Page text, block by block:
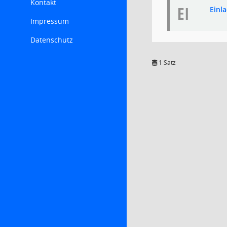
Kontakt
Impressum
Datenschutz
EI
1 Satz